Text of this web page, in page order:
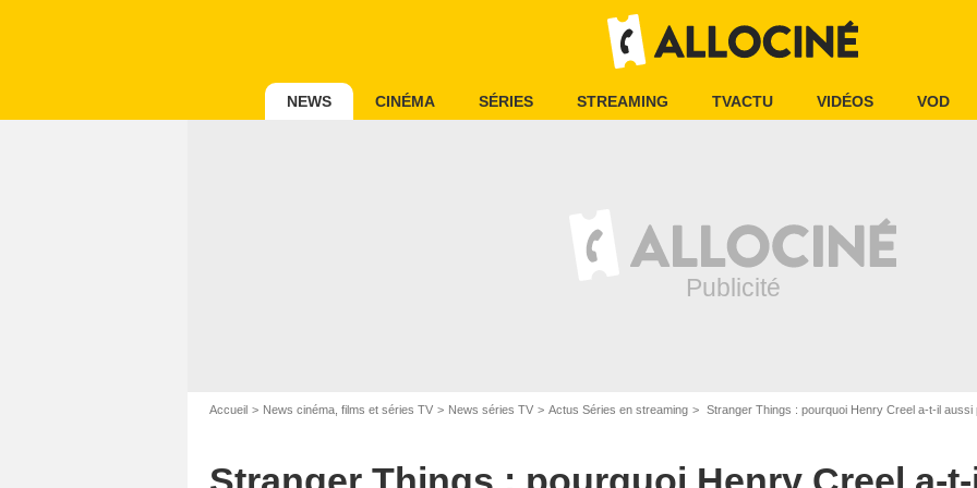
NEWS CINÉMA SÉRIES STREAMING TVACTU VIDÉOS VOD
Accueil News cinéma, films et séries TV News séries TV Actus Séries en streaming Stranger Things : pourquoi Henry Creel a-t-il aussi peur de